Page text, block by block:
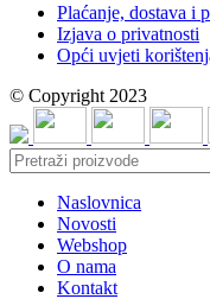
Plaćanje, dostava i
Izjava o privatnosti
Opći uvjeti
© Copyright 2023
Naslovnica
Novosti
Webshop
O nama
Kontakt